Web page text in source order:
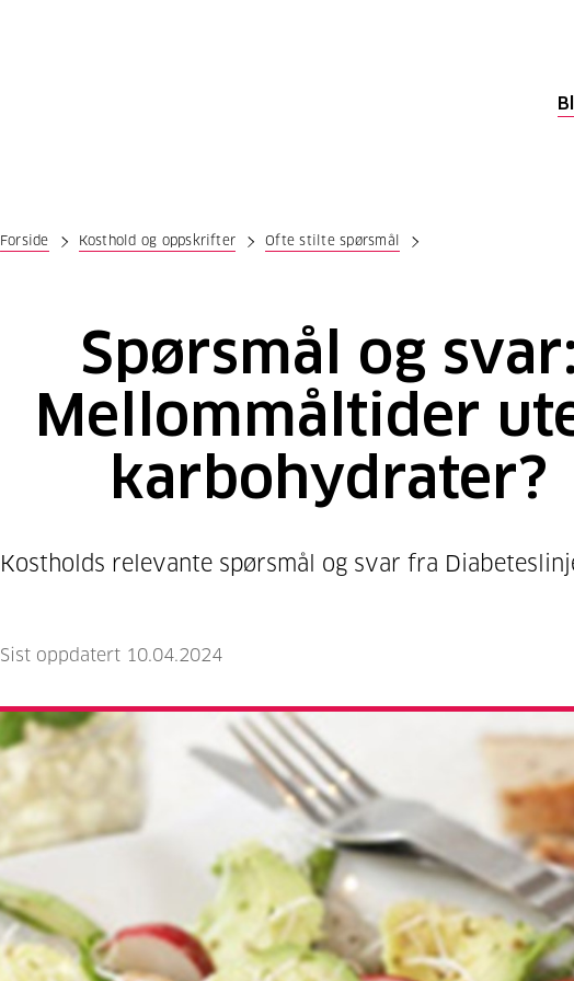
Forside Kosthold og oppskrifter Ofte stilte spørsmål
Spørsmål og
Mellommåltider
karbohydrater?
Kostholds relevante spørsmål og svar fra
Sist oppdatert 10.04.2024